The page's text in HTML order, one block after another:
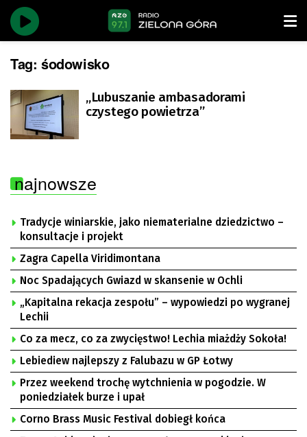
Tag: śodowisko
„Lubuszanie ambasadorami
czystego powietrza”
najnowsze
Tradycje winiarskie, jako niematerialne dziedzictwo –
konsultacje i projekt
Zagra Capella Viridimontana
Noc Spadających Gwiazd w skansenie w Ochli
„Kapitalna rekacja zespołu” – wypowiedzi po wygranej
Lechii
Co za mecz, co za zwycięstwo! Lechia miażdży Sokoła!
Lebiediew najlepszy z Falubazu w GP Łotwy
Przez weekend trochę wytchnienia w pogodzie. W
poniedziałek burze i upał
Corno Brass Music Festival dobiegł końca